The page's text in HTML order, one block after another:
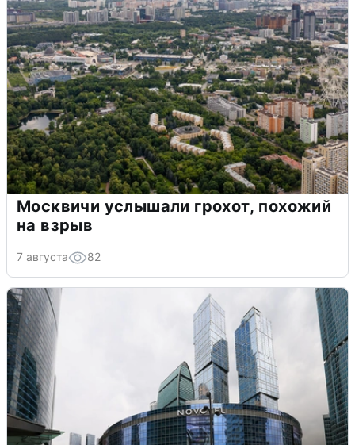
Москвичи услышали грохот, похожий
на взрыв
7 августа 82